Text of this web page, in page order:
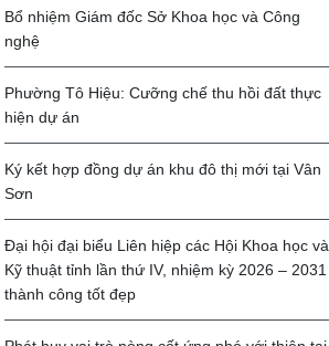
Bổ nhiệm Giám đốc Sở Khoa học và Công
nghệ
Phường Tô Hiệu: Cưỡng chế thu hồi đất thực
hiện dự án
Ký kết hợp đồng dự án khu đô thị mới tại Vân
Sơn
Đại hội đại biểu Liên hiệp các Hội Khoa học và
Kỹ thuật tỉnh lần thứ IV, nhiệm kỳ 2026 – 2031
thành công tốt đẹp